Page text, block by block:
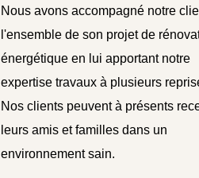
Nous avons accompagné notre
l'ensemble de son projet de
énergétique en lui apportant notre
expertise travaux à plusieurs
Nos clients peuvent à présents
leurs amis et familles dans un
environnement sain.